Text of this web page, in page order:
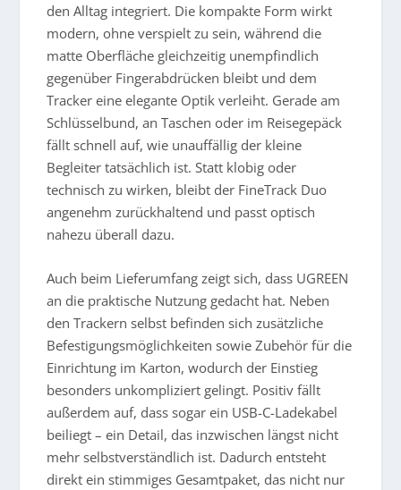
den Alltag integriert. Die kompakte Form wirkt
modern, ohne verspielt zu sein, während die
matte Oberfläche gleichzeitig unempfindlich
gegenüber Fingerabdrücken bleibt und dem
Tracker eine elegante Optik verleiht. Gerade am
Schlüsselbund, an Taschen oder im Reisegepäck
fällt schnell auf, wie unauffällig der kleine
Begleiter tatsächlich ist. Statt klobig oder
technisch zu wirken, bleibt der FineTrack Duo
angenehm zurückhaltend und passt optisch
nahezu überall dazu.
Auch beim Lieferumfang zeigt sich, dass UGREEN
an die praktische Nutzung gedacht hat. Neben
den Trackern selbst befinden sich zusätzliche
Befestigungsmöglichkeiten sowie Zubehör für die
Einrichtung im Karton, wodurch der Einstieg
besonders unkompliziert gelingt. Positiv fällt
außerdem auf, dass sogar ein USB-C-Ladekabel
beiliegt – ein Detail, das inzwischen längst nicht
mehr selbstverständlich ist. Dadurch entsteht
direkt ein stimmiges Gesamtpaket, das nicht nur